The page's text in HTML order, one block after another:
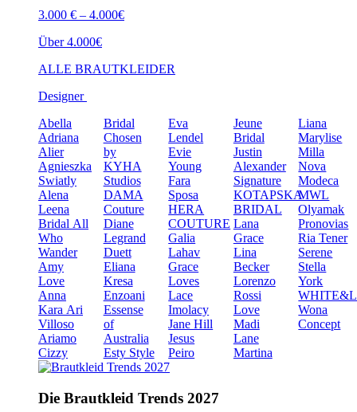
3.000 € – 4.000€
Über 4.000€
ALLE BRAUTKLEIDER
Designer
Abella
Adriana
Alier
Agnieszka
Swiatly
Alena
Leena
Bridal All
Who
Wander
Amy
Love
Anna
Kara Ari
Villoso
Ariamo
Cizzy
Bridal
Chosen
by
KYHA
Studios
DAMA
Couture
Diane
Legrand
Duett
Eliana
Kresa
Enzoani
Essense
of
Australia
Esty Style
Eva
Lendel
Evie
Young
Fara
Sposa
HERA
COUTURE
Galia
Lahav
Grace
Loves
Lace
Imolacy
Jane Hill
Jesus
Peiro
Jeune
Bridal
Justin
Alexander
Signature
KOTAPSKA
BRIDAL
Lana
Grace
Lina
Becker
Lorenzo
Rossi
Love
Madi
Lane
Martina
Liana
Marylise
Milla
Nova
Modeca
MWL
Olyamak
Pronovias
Ria Tener
Serene
Stella
York
Wona
Concept
Die Brautkleid Trends 2027